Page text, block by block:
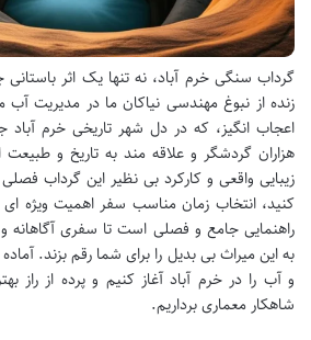
گرداب سنگی خرم آباد، نه تنها یک اثر
زنده از نبوغ مهندسی نیاکان ما در مدیریت
اعجاب انگیز، که در دل شهر تاریخی خرم آباد
هزاران گردشگر و علاقه مند به تاریخ و طبیعت
زیبایی واقعی و کارکرد بی نظیر این گرداب
کنید، انتخاب زمان مناسب سفر اهمیت ویژه ای
راهنمایی جامع و فصلی است تا سفری آگاهانه
به این میراث بی بدیل را برای شما رقم بزند.
و آب را در خرم آباد آغاز کنیم و پرده از راز
شاهکار معماری برداریم.